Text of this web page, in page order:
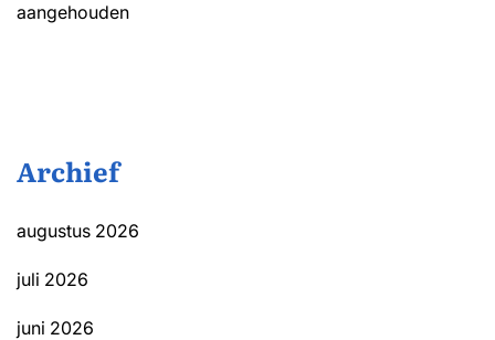
aangehouden
Archief
augustus 2026
juli 2026
juni 2026